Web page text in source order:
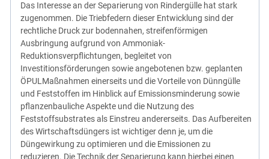
Das Interesse an der Separierung von Rindergülle hat stark
zugenommen. Die Triebfedern dieser Entwicklung sind der
rechtliche Druck zur bodennahen, streifenförmigen
Ausbringung aufgrund von Ammoniak-
Reduktionsverpflichtungen, begleitet von
Investitionsförderungen sowie angebotenen bzw. geplanten
ÖPULMaßnahmen einerseits und die Vorteile von Dünngülle
und Feststoffen im Hinblick auf Emissionsminderung sowie
pflanzenbauliche Aspekte und die Nutzung des
Feststoffsubstrates als Einstreu andererseits. Das Aufbereiten
des Wirtschaftsdüngers ist wichtiger denn je, um die
Düngewirkung zu optimieren und die Emissionen zu
reduzieren. Die Technik der Separierung kann hierbei einen